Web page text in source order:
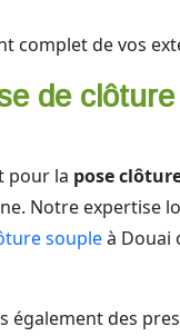
complet de vos
de
pour la pose
Notre expertise
soupleà Douai
également des